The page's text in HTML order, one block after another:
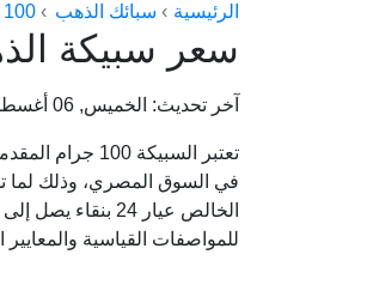
الرئيسية سبائك الذهب 100 جرام
سعر سبيكة الذهب 100 جرام من
آخر تحديث: الخميس, 06 أغسطس 2026 الساعة 08:58:14 م
تعتبر
في السوق المصري، وذلك لما
للمواصفات القياسية والمعايير